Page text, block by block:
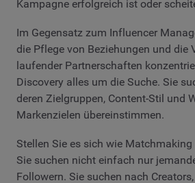
Kampagne erfolgreich ist oder
Im Gegensatz zum Influencer
die Pflege von Beziehungen und die
laufender Partnerschaften
Discovery alles um die Suche. Sie
deren Zielgruppen, Content-Stil und
Markenzielen übereinstimmen.
Stellen Sie es sich wie
Sie suchen nicht einfach nur
Followern. Sie suchen nach